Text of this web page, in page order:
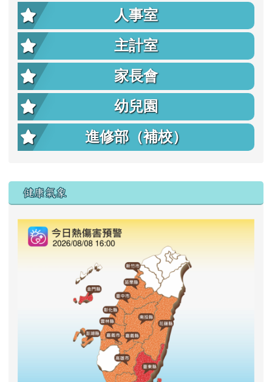
人事室
主計室
家長會
幼兒園
進修部（補校）
右邊區域內容
健康氣象